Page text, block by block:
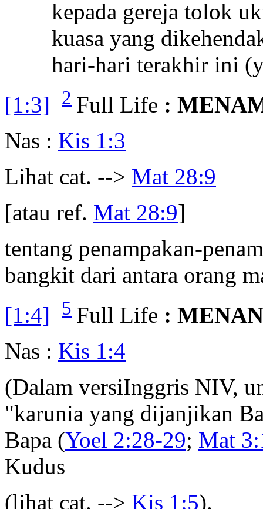
kepada gereja tolok
kuasa yang
hari-hari terakhir ini
[1:3]
2 Full Life :
Nas : Kis 1:3
Lihat cat. --> Mat 28:9
[atau ref. Mat 28:9]
tentang penampakan-
bangkit dari antara orang
[1:4]
5 Full Life :
Nas : Kis 1:4
(Dalam versiInggris NIV,
"karunia yang dijanjikan
Bapa (Yoel 2:28-29; Mat
Kudus
(lihat cat. --> Kis 1:5).